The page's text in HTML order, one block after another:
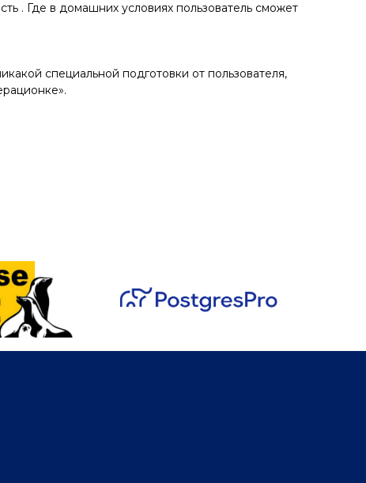
. Где в домашних условиях пользователь сможет
специальной подготовки от пользователя,